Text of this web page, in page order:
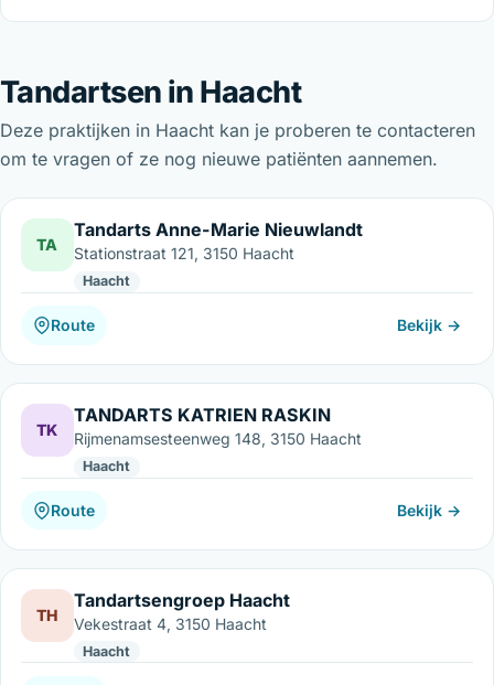
Tandartsen in Haacht
Deze praktijken in Haacht kan je proberen te contacteren
om te vragen of ze nog nieuwe patiënten aannemen.
TA
Tandarts Anne-Marie Nieuwlandt
Stationstraat 121, 3150 Haacht
Haacht
Route Bekijk →
TK
TANDARTS KATRIEN RASKIN
Rijmenamsesteenweg 148, 3150 Haacht
Haacht
Route Bekijk →
TH
Tandartsengroep Haacht
Vekestraat 4, 3150 Haacht
Haacht